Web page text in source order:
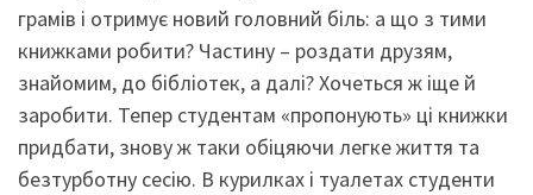
грамів і отримує новий головний біль: а що з тими
книжками робити? Частину – роздати друзям,
знайомим, до бібліотек, а далі? Хочеться ж іще й
заробити. Тепер студентам «пропонують» ці книжки
придбати, знову ж таки обіцяючи легке життя та
безтурботну сесію. В курилках і туалетах студенти